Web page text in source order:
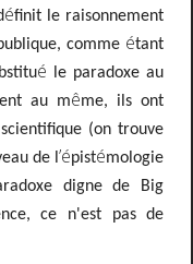
éfinit le raisonnement
comme étant
é le paradoxe au
au même, ils ont
(on trouve
de l’épistémologie
digne de Big
ce n'est pas de